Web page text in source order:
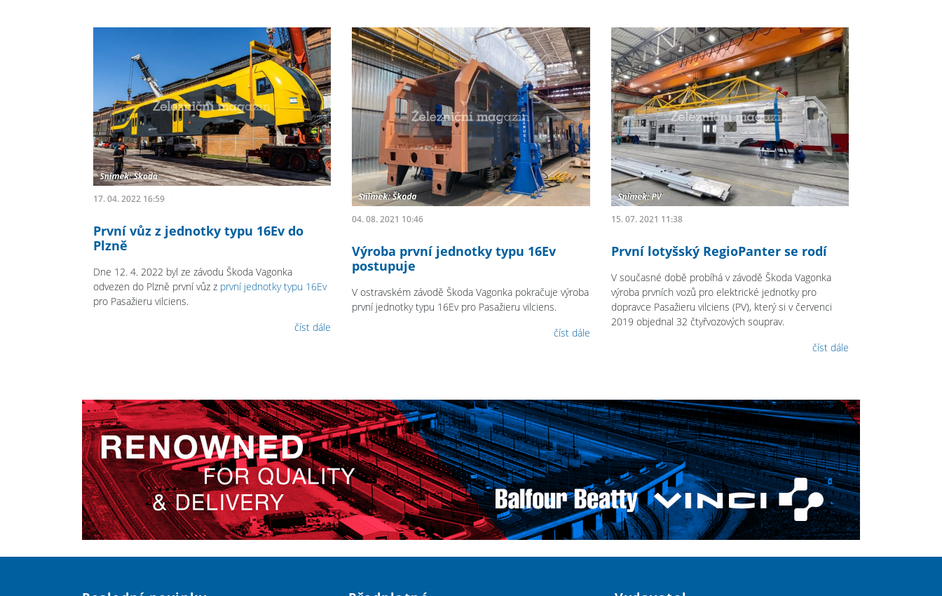
17. 04. 2022 16:59
První vůz z jednotky typu 16Ev do
Plzně
Dne 12. 4. 2022 byl ze závodu Škoda Vagonka
odvezen do Plzně první vůz z první jednotky typu 16Ev
pro Pasažieru vilciens.
číst dále
04. 08. 2021 10:46
Výroba první jednotky typu 16Ev
postupuje
V ostravském závodě Škoda Vagonka pokračuje výroba
první jednotky typu 16Ev pro Pasažieru vilciens.
číst dále
15. 07. 2021 11:38
První lotyšský RegioPanter se rodí
V současné době probíhá v závodě Škoda Vagonka
výroba prvních vozů pro elektrické jednotky pro
dopravce Pasažieru vilciens (PV), který si v červenci
2019 objednal 32 čtyřvozových souprav.
číst dále